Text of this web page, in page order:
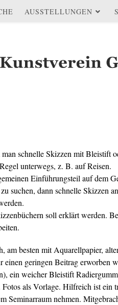
AUSSTELLUNGEN
schnelle Skizzen mit Bleistift
unterwegs, z. B. auf Reisen.
Einführungsteil auf dem
suchen, dann schnelle Skizzen
soll erklärt werden.
am besten mit Aquarellpapier,
einen geringen Beitrag erworben
ein weicher Bleistift
als Vorlage. Hilfreich ist ein
Seminarraum nehmen.